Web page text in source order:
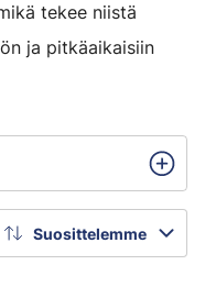
tekee niistä
ja pitkäaikaisiin
Suosittelemme